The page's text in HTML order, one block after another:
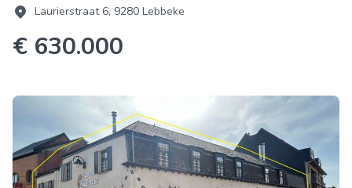
Laurierstraat 6, 9280 Lebbeke
€ 630.000